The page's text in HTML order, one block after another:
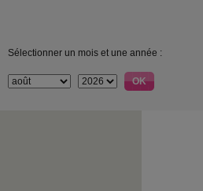
Sélectionner un mois et une année :